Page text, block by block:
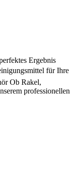
Ergebnis
für Ihre
Ob Rakel,
professionellen